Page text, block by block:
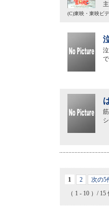
(C)東映・東映ビ
1 2
次の5
（ 1 - 10 ）/ 15